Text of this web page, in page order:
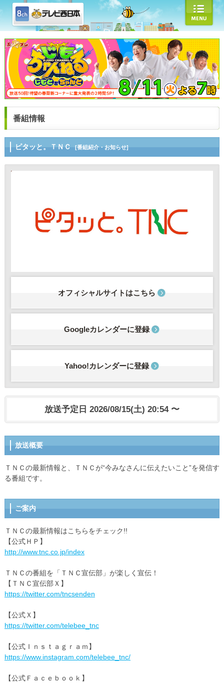
番組情報
ピタッと。ＴＮＣ [番組紹介・お知らせ]
オフィシャルサイトはこちら
Googleカレンダーに登録
Yahoo!カレンダーに登録
放送予定日 2026/08/15(土) 20:54 〜
放送概要
ＴＮＣの最新情報と、ＴＮＣが“今みなさんに伝えたいこと”を発信す
る番組です。
ご案内
ＴＮＣの最新情報はこちらをチェック!!
【公式ＨＰ】
http://www.tnc.co.jp/index
ＴＮＣの番組を「ＴＮＣ宣伝部」が楽しく宣伝！
【ＴＮＣ宣伝部Ｘ】
https://twitter.com/tncsenden
【公式Ｘ】
https://twitter.com/telebee_tnc
【公式Ｉｎｓｔａｇｒａｍ】
https://www.instagram.com/telebee_tnc/
【公式Ｆａｃｅｂｏｏｋ】